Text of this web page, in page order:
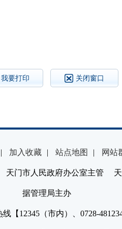
我要打印 关闭窗口
| 加入收藏 | 站点地图 | 网站
天门市人民政府办公室主管 天
据管理局主办
【12345（市内）、0728-